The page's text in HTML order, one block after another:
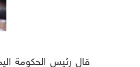
قال رئيس الحكومة